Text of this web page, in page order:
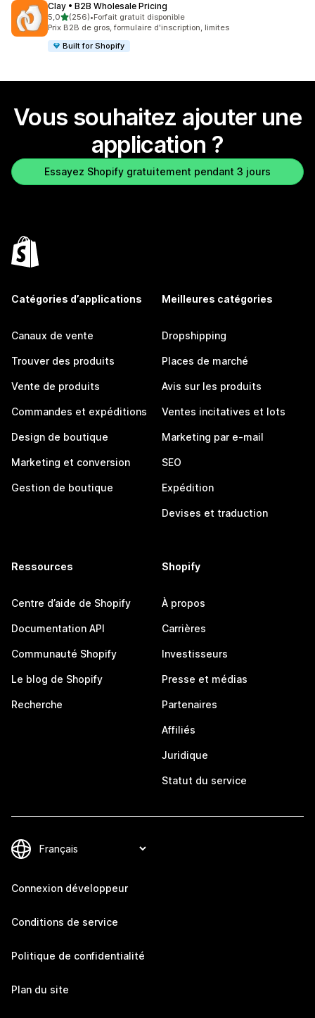
Clay • B2B Wholesale Pricing
5,0étoile(s) sur 5
(256)
256 avis au total
•Forfait gratuit disponible
Prix B2B de gros, formulaire d'inscription, limites
Built for Shopify
Vous souhaitez ajouter une
application ?
Essayez Shopify gratuitement pendant 3 jours
Catégories d’applications
Canaux de vente
Trouver des produits
Vente de produits
Commandes et expéditions
Design de boutique
Marketing et conversion
Gestion de boutique
Meilleures catégories
Dropshipping
Places de marché
Avis sur les produits
Ventes incitatives et lots
Marketing par e-mail
SEO
Expédition
Devises et traduction
Ressources
Centre d’aide de Shopify
Documentation API
Communauté Shopify
Le blog de Shopify
Recherche
Shopify
À propos
Carrières
Investisseurs
Presse et médias
Partenaires
Affiliés
Juridique
Statut du service
Connexion développeur
Conditions de service
Politique de confidentialité
Plan du site